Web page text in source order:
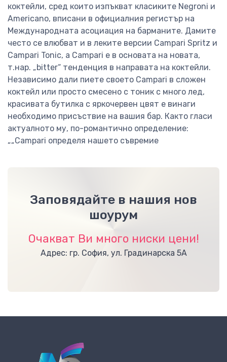
коктейли, сред които изпъкват класиките Negroni и
Americano, вписани в официалния регистър на
Международната асоциация на барманите. Дамите
често се влюбват и в леките версии Campari Spritz и
Campari Tonic, а Campari e в основата на новата,
т.нар. „bitter“ тенденция в направата на коктейли.
Независимо дали пиете своето Campari в сложен
коктейл или просто смесено с тоник с много лед,
красивата бутилка с яркочервен цвят е винаги
необходимо присъствие на вашия бар. Както гласи
актуалното му, по-романтично определение:
„„Campari определя нашето съвремие
Заповядайте в нашия нов
шоурум
Очакват Ви много ниски цени!
Адрес: гр. София, ул. Градинарска 5А